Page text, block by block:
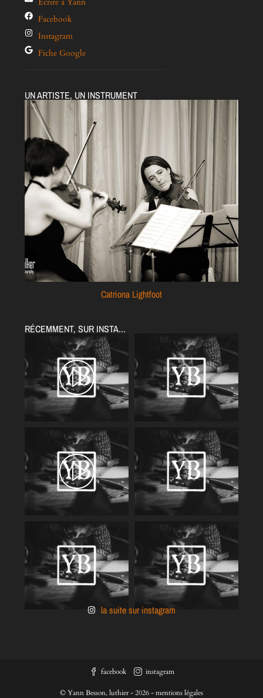
Facebook
Instagram
Fiche Google
UN ARTISTE, UN INSTRUMENT
Catriona Lightfoot
RÉCEMMENT, SUR INSTA...
la suite sur instagram
facebook instagram
© Yann Besson, luthier - 2026 -mentions légales